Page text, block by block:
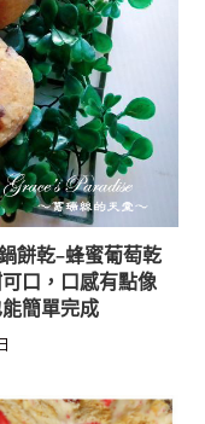
餅乾–蜂蜜葡萄乾
口，口感有點像
簡單完成